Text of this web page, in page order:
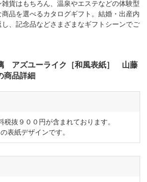
貨はもちろん、温泉やエステなどの体験型
品を選べるカタログギフト。結婚・出産内
、記念品などさまざまなギフトシーンでご
アズユーライク［和風表紙］ 山藤
品詳細
税抜９００円が含まれております。
表紙デザインです。